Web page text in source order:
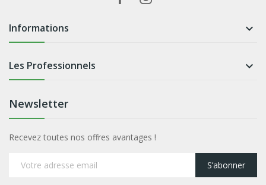
Informations 
Les Professionnels 
Newsletter
Recevez toutes nos offres avantages !
S’abonner